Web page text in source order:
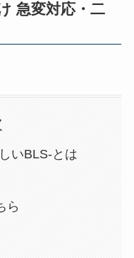
急変対応・二
いBLS-とは
ら